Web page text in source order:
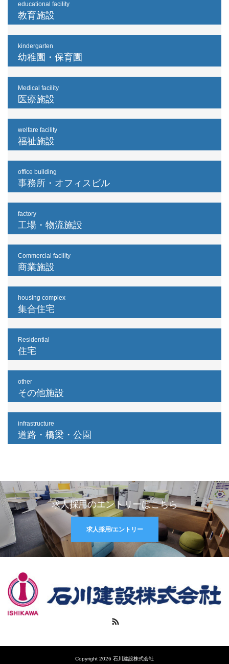
educational facility
教育施設
kindergarten
幼稚園・保育園
Medical facility
医療施設
welfare facility
福祉施設
office building
事務所・オフィスビル
factory
工場・物流施設
Commercial facility
商業施設
housing complex
集合住宅
Residential
住宅
other
その他施設
infrastructure
道路・橋梁・公園
求人採用のエントリーはこちら
求人採用/エントリー
Copyright 2026 石川建設株式会社